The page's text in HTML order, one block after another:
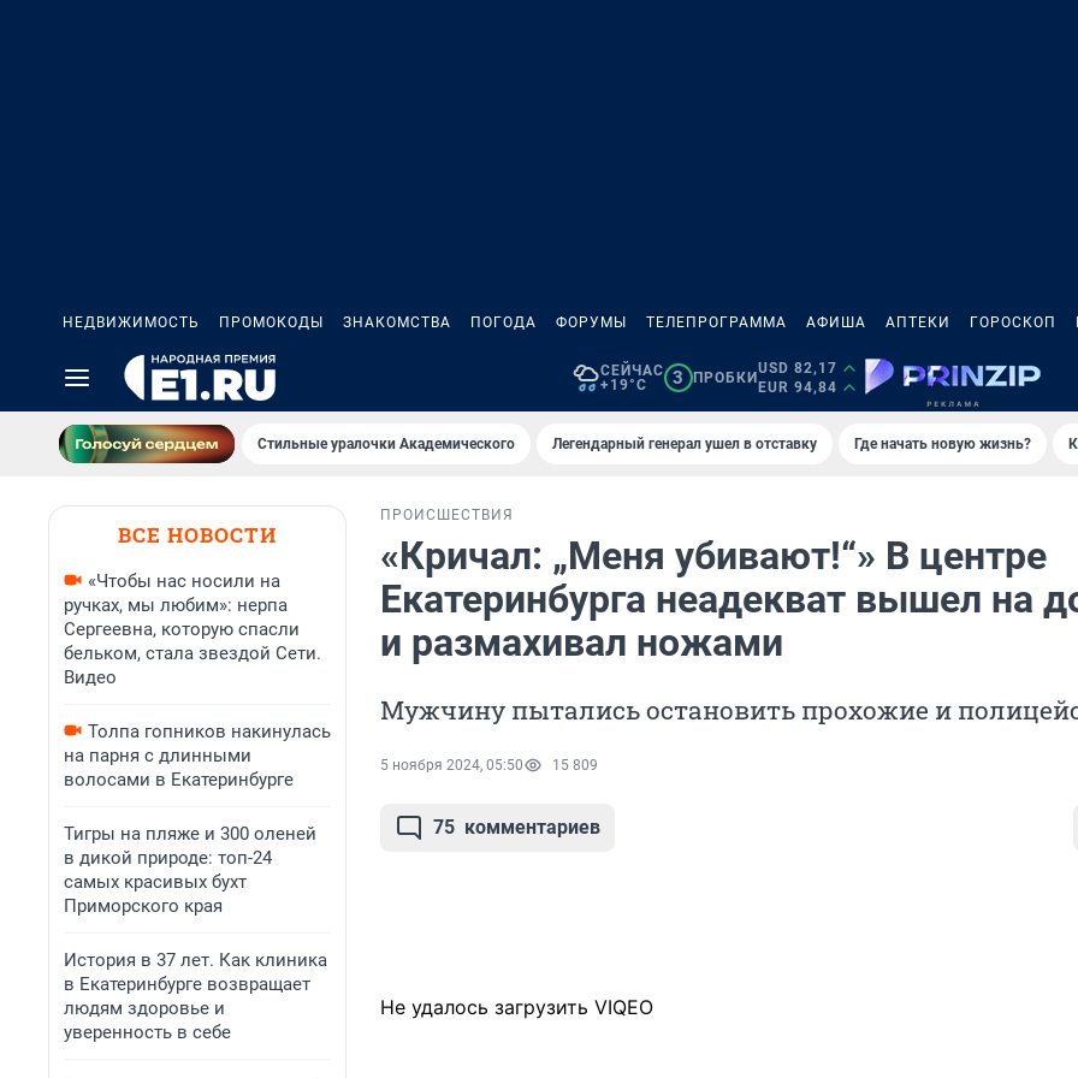
НЕДВИЖИМОСТЬ ПРОМОКОДЫ ЗНАКОМСТВА ПОГОДА ФОРУМЫ ТЕЛЕПРОГРАММА АФИША АПТЕКИ ГОРОСКОП
СЕЙЧАС
+19°C
3 ПРОБКИ
USD 82,17
EUR 94,84
Стильные уралочки Академического Легендарный генерал ушел в отставку Где начать новую жизнь?
ВСЕ НОВОСТИ
«Чтобы нас носили на
ручках, мы любим»: нерпа
Сергеевна, которую спасли
бельком, стала звездой Сети.
Видео
Толпа гопников накинулась
на парня с длинными
волосами в Екатеринбурге
Тигры на пляже и 300 оленей
в дикой природе: топ-24
самых красивых бухт
Приморского края
История в 37 лет. Как клиника
в Екатеринбурге возвращает
людям здоровье и
уверенность в себе
ПРОИСШЕСТВИЯ
«Кричал: „Меня убивают!“» В центре
Екатеринбурга неадекват вышел на
и размахивал ножами
Мужчину пытались остановить прохожие и
5 ноября 2024, 05:50 15 809
75 комментариев
Не удалось загрузить VIQEO